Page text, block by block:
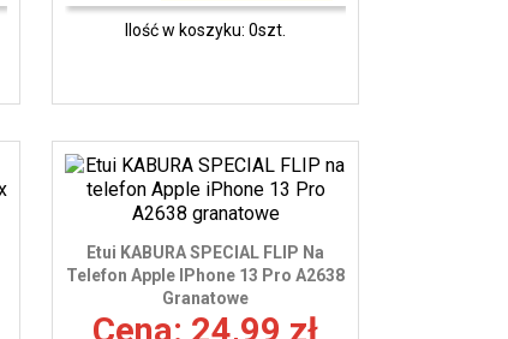
Ilość w koszyku: 0szt.
Etui KABURA SPECIAL FLIP Na
Telefon Apple IPhone 13 Pro A2638
Granatowe
Cena: 24,99 zł